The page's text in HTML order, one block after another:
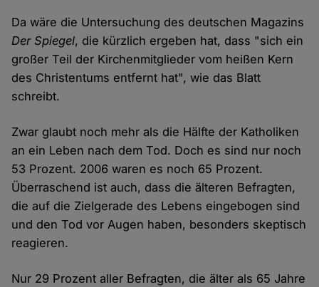
Da wäre die Untersuchung des deutschen Magazins
Der Spiegel, die kürzlich ergeben hat, dass "sich ein
großer Teil der Kirchenmitglieder vom heißen Kern
des Christentums entfernt hat", wie das Blatt
schreibt.
Zwar glaubt noch mehr als die Hälfte der Katholiken
an ein Leben nach dem Tod. Doch es sind nur noch
53 Prozent. 2006 waren es noch 65 Prozent.
Überraschend ist auch, dass die älteren Befragten,
die auf die Zielgerade des Lebens eingebogen sind
und den Tod vor Augen haben, besonders skeptisch
reagieren.
Nur 29 Prozent aller Befragten, die älter als 65 Jahre